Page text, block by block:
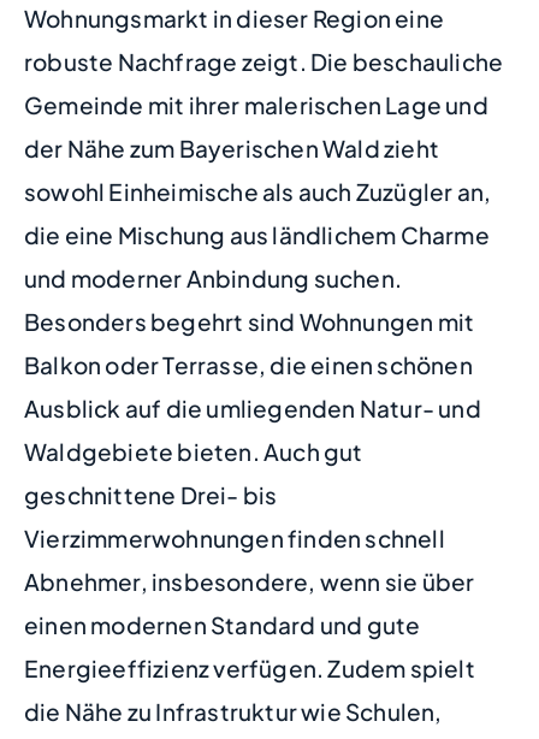
Wohnungsmarkt in dieser Region eine
robuste Nachfrage zeigt. Die beschauliche
Gemeinde mit ihrer malerischen Lage und
der Nähe zum Bayerischen Wald zieht
sowohl Einheimische als auch Zuzügler an,
die eine Mischung aus ländlichem Charme
und moderner Anbindung suchen.
Besonders begehrt sind Wohnungen mit
Balkon oder Terrasse, die einen schönen
Ausblick auf die umliegenden Natur- und
Waldgebiete bieten. Auch gut
geschnittene Drei- bis
Vierzimmerwohnungen finden schnell
Abnehmer, insbesondere, wenn sie über
einen modernen Standard und gute
Energieeffizienz verfügen. Zudem spielt
die Nähe zu Infrastruktur wie Schulen,